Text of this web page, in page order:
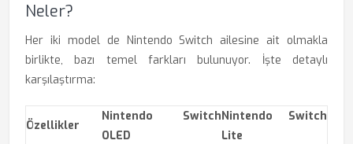
Neler?
Her iki model de Nintendo Switch ailesine ait olmakla
birlikte, bazı temel farkları bulunuyor. İşte detaylı
karşılaştırma:
Özellikler
Nintendo Switch
OLED
Nintendo Switch
Lite